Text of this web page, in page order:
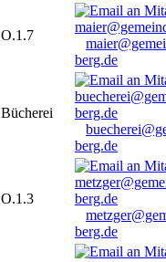
O.1.7
berg.de
Bücherei
berg.de
O.1.3
berg.de